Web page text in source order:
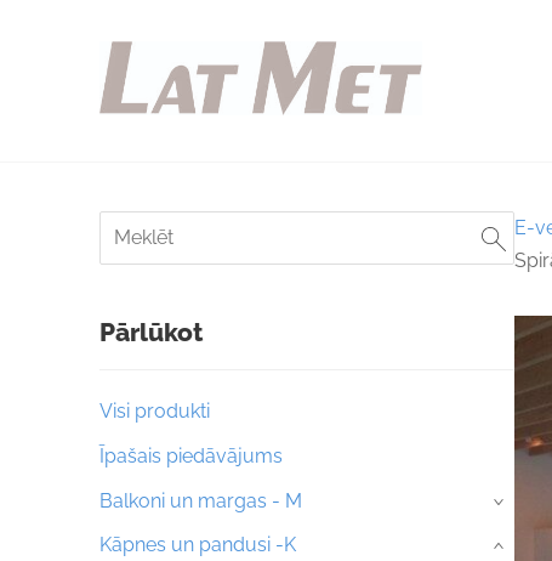
Pārlūkot
Visi produkti
Īpašais piedāvājums
Balkoni un margas - M
›
Kāpnes un pandusi -K ›
E-